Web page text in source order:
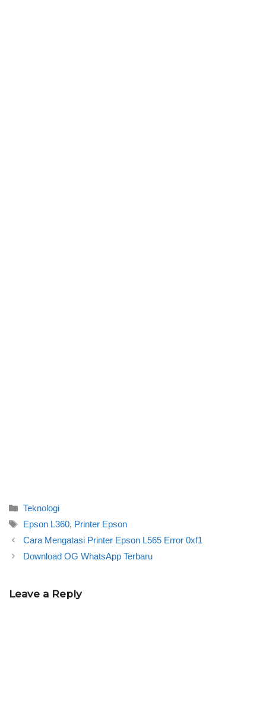
Categories
Teknologi
Tags
Epson L360, Printer Epson
Cara Mengatasi Printer Epson L565 Error 0xf1
Download OG WhatsApp Terbaru
Leave a Reply